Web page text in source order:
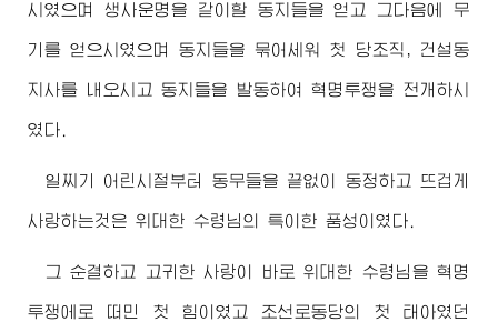
시였으며 생사운명을 같이할 동지들을 얻고 그다음에 무
기를 얻으시였으며 동지들을 묶어세워 첫 당조직, 건설동
지사를 내오시고 동지들을 발동하여 혁명투쟁을 전개하시
였다.
일찌기 어린시절부터 동무들을 끝없이 동정하고 뜨겁게
사랑하는것은 위대한 수령님 의 특이한 품성이였다.
그 순결하고 고귀한 사랑이 바로위대한 수령님 을 혁명
투쟁에로 떠민 첫 힘이였고 조선로동당의 첫 태아였던